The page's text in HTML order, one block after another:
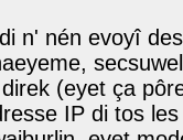
n' nén evoyî
(eyet ça
IP di tos